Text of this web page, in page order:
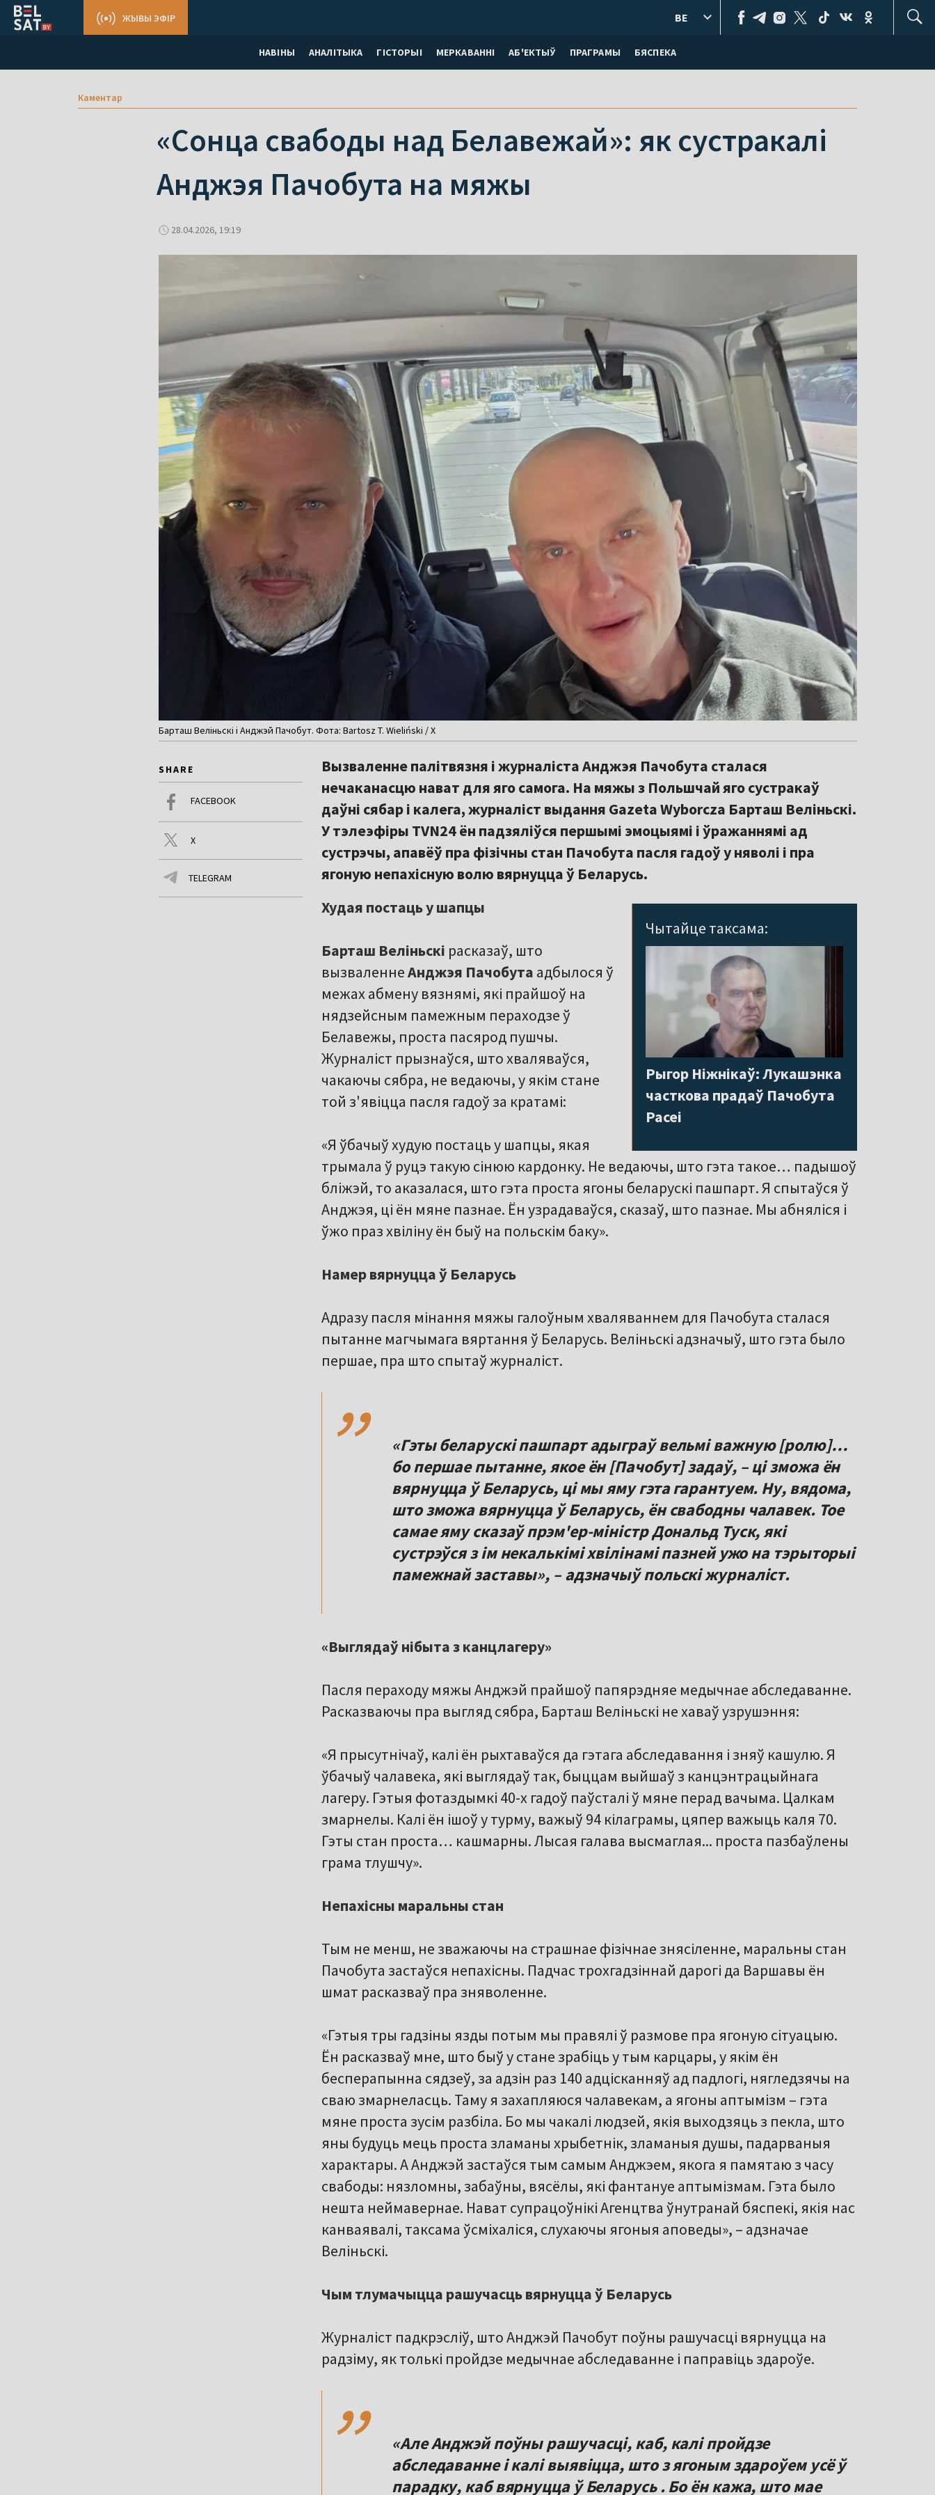
НАВІНЫ АНАЛІТЫКА ГІСТОРЫІ МЕРКАВАННI АБ'ЕКТЫЎ ПРАГРАМЫ БЯСПЕКА
ЖЫВЫ ЭФІР BE
Каментар
«Сонца свабоды над Белавежай»: як сустракалі
Анджэя Пачобута на мяжы
28.04.2026, 19:19
Барташ Веліньскі і Анджэй Пачобут. Фота: Bartosz T. Wieliński / X
SHARE
FACEBOOK
X
TELEGRAM
Вызваленне палітвязня і журналіста Анджэя Пачобута сталася
нечаканасцю нават для яго самога. На мяжы з Польшчай яго сустракаў
даўні сябар і калега, журналіст выдання Gazeta Wyborcza Барташ Веліньскі.
У тэлеэфіры TVN24 ён падзяліўся першымі эмоцыямі і ўражаннямі ад
сустрэчы, апавёў пра фізічны стан Пачобута пасля гадоў у няволі і пра
ягоную непахісную волю вярнуцца ў Беларусь.
Чытайце таксама:
Рыгор Ніжнікаў: Лукашэнка
часткова прадаў Пачобута
Расеі
Худая постаць у шапцы
Барташ Веліньскі расказаў, што
вызваленнеАнджэя Пачобута адбылося ў
межах абмену вязнямі, які прайшоў на
нядзейсным памежным пераходзе ў
Белавежы, проста пасярод пушчы.
Журналіст прызнаўся, што хваляваўся,
чакаючы сябра, не ведаючы, у якім стане
той з'явіцца пасля гадоў за кратамі:
«Я ўбачыў худую постаць у шапцы, якая
трымала ў руцэ такую сінюю кардонку. Не ведаючы, што гэта такое… падышоў
бліжэй, то аказалася, што гэта проста ягоны беларускі пашпарт. Я спытаўся ў
Анджэя, ці ён мяне пазнае. Ён узрадаваўся, сказаў, што пазнае. Мы абняліся і
ўжо праз хвіліну ён быў на польскім баку».
Намер вярнуцца ў Беларусь
Адразу пасля мінання мяжы галоўным хваляваннем для Пачобута сталася
пытанне магчымага вяртання ў Беларусь. Веліньскі адзначыў, што гэта было
першае, пра што спытаў журналіст.
,,
«Гэты беларускі пашпарт адыграў вельмі важную [ролю]…
бо першае пытанне, якое ён [Пачобут] задаў, – ці зможа ён
вярнуцца ў Беларусь, ці мы яму гэта гарантуем. Ну, вядома,
што зможа вярнуцца ў Беларусь, ён свабодны чалавек. Тое
самае яму сказаў прэм'ер-міністр Дональд Туск, які
сустрэўся з ім некалькімі хвілінамі пазней ужо на тэрыторыі
памежнай заставы», – адзначыў польскі журналіст.
«Выглядаў нібыта з канцлагеру»
Пасля пераходу мяжы Анджэй прайшоў папярэдняе медычнае абследаванне.
Расказваючы пра выгляд сябра, Барташ Веліньскі не хаваў узрушэння:
«Я прысутнічаў, калі ён рыхтаваўся да гэтага абследавання і зняў кашулю. Я
ўбачыў чалавека, які выглядаў так, быццам выйшаў з канцэнтрацыйнага
лагеру. Гэтыя фотаздымкі 40-х гадоў паўсталі ў мяне перад вачыма. Цалкам
змарнелы. Калі ён ішоў у турму, важыў 94 кілаграмы, цяпер важыць каля 70.
Гэты стан проста… кашмарны. Лысая галава высмаглая... проста пазбаўлены
грама тлушчу».
Непахісны маральны стан
Тым не менш, не зважаючы на страшнае фізічнае знясіленне, маральны стан
Пачобута застаўся непахісны. Падчас трохгадзіннай дарогі да Варшавы ён
шмат расказваў пра зняволенне.
«Гэтыя тры гадзіны язды потым мы правялі ў размове пра ягоную сітуацыю.
Ён расказваў мне, што быў у стане зрабіць у тым карцары, у якім ён
бесперапынна сядзеў, за адзін раз 140 адцісканняў ад падлогі, нягледзячы на
сваю змарнеласць. Таму я захапляюся чалавекам, а ягоны аптымізм – гэта
мяне проста зусім разбіла. Бо мы чакалі людзей, якія выходзяць з пекла, што
яны будуць мець проста зламаны хрыбетнік, зламаныя душы, падарваныя
характары. А Анджэй застаўся тым самым Анджэем, якога я памятаю з часу
свабоды: нязломны, забаўны, вясёлы, які фантануе аптымізмам. Гэта было
нешта неймавернае. Нават супрацоўнікі Агенцтва ўнутранай бяспекі, якія нас
канваявалі, таксама ўсміхаліся, слухаючы ягоныя аповеды», – адзначае
Веліньскі.
Чым тлумачыцца рашучасць вярнуцца ў Беларусь
Журналіст падкрэсліў, што Анджэй Пачобут поўны рашучасці вярнуцца на
радзіму, як толькі пройдзе медычнае абследаванне і паправіць здароўе.
,,
«Але Анджэй поўны рашучасці, каб, калі пройдзе
абследаванне і калі выявіцца, што з ягоным здароўем усё ў
парадку, каб вярнуцца ў Беларусь . Бо ён кажа, што мае